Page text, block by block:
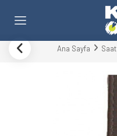
Ana Sayfa Saat